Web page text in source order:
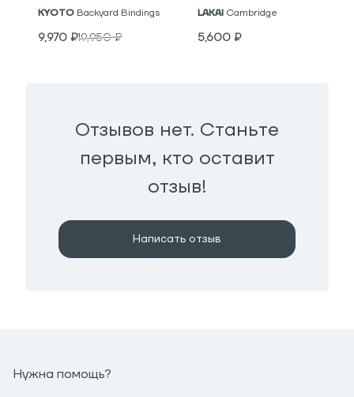
KYOTO Backyard Bindings
9,970 ₽19,950₽
LAKAI Cambridge
5,600 ₽
Отзывов нет. Станьте
первым, кто оставит
отзыв!
Написать отзыв
Нужна помощь?